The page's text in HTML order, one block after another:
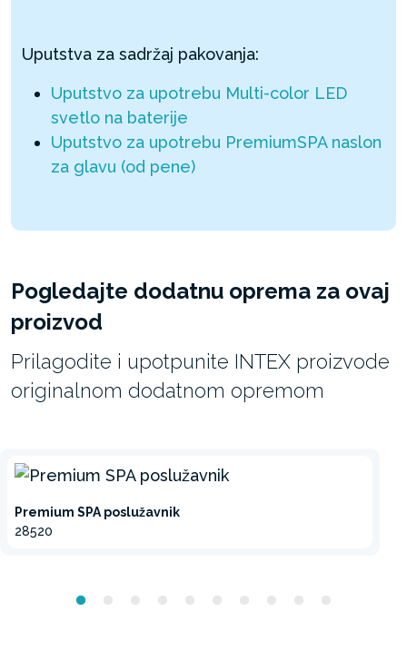
Uputstva za sadržaj pakovanja:
Uputstvo za upotrebu Multi-color LED
svetlo na baterije
Uputstvo za upotrebu PremiumSPA naslon
za glavu (od pene)
Pogledajte dodatnu oprema za ovaj
proizvod
Prilagodite i upotpunite INTEX proizvode
originalnom dodatnom opremom
Premium SPA poslužavnik
28520